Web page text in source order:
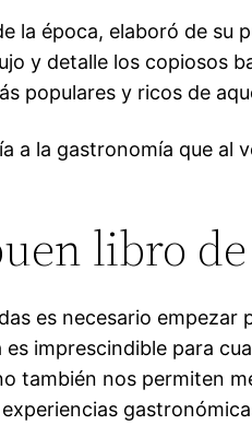
la época, elaboró de su
y detalle los copiosos
populares y ricos de
a la gastronomía que al
libro
es necesario empezar
imprescindible para
también nos permiten